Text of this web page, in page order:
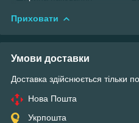
Приховати
Умови доставки
Доставка здійснюється тільки
Нова Пошта
Укрпошта